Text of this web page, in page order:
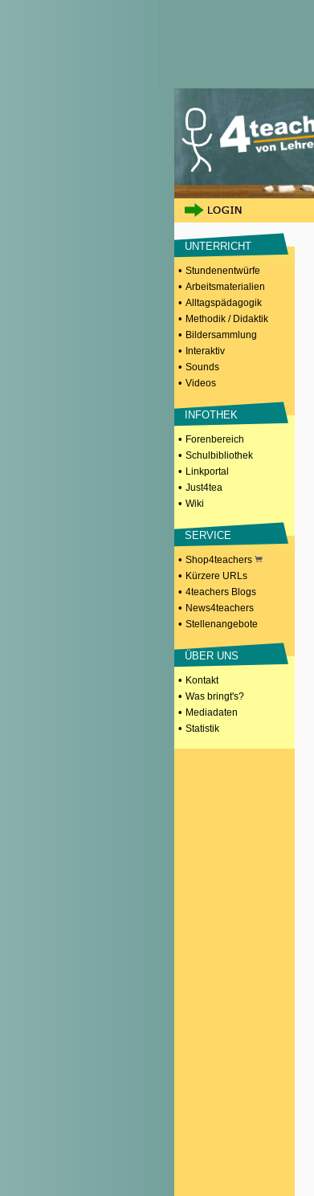
UNTERRICHT
• Stundenentwürfe
• Arbeitsmaterialien
• Alltagspädagogik
• Methodik / Didaktik
• Bildersammlung
• Interaktiv
• Sounds
• Videos
INFOTHEK
• Forenbereich
• Schulbibliothek
• Linkportal
• Just4tea
• Wiki
SERVICE
• Shop4teachers
• Kürzere URLs
• 4teachers Blogs
• News4teachers
• Stellenangebote
ÜBER UNS
• Kontakt
• Was bringt's?
• Mediadaten
• Statistik